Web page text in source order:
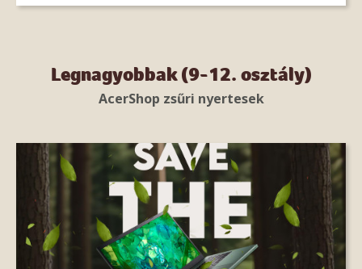
Legnagyobbak (9-12. osztály)
AcerShop zsűri nyertesek